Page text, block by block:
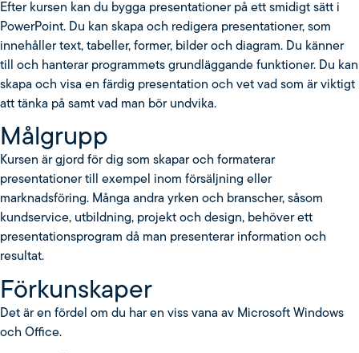
Efter kursen kan du bygga presentationer på ett smidigt sätt i
PowerPoint. Du kan skapa och redigera presentationer, som
innehåller text, tabeller, former, bilder och diagram. Du känner
till och hanterar programmets grundläggande funktioner. Du kan
skapa och visa en färdig presentation och vet vad som är viktigt
att tänka på samt vad man bör undvika.
Målgrupp
Kursen är gjord för dig som skapar och formaterar
presentationer till exempel inom försäljning eller
marknadsföring. Många andra yrken och branscher, såsom
kundservice, utbildning, projekt och design, behöver ett
presentationsprogram då man presenterar information och
resultat.
Förkunskaper
Det är en fördel om du har en viss vana av Microsoft Windows
och Office.